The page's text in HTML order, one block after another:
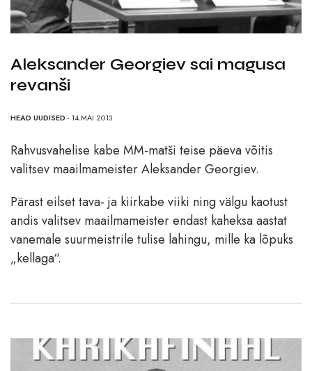
Aleksander Georgiev sai magusa
revanši
HEAD UUDISED - 14.MAI 2013
Rahvusvahelise kabe MM-matši teise päeva võitis
valitsev maailmameister Aleksander Georgiev.
Pärast eilset tava- ja kiirkabe viiki ning välgu kaotust
andis valitsev maailmameister endast kaheksa aastat
vanemale suurmeistrile tulise lahingu, mille ka lõpuks
„kellaga“.